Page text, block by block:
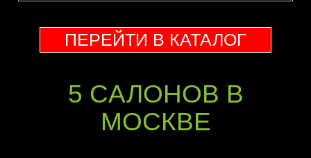
ПЕРЕЙТИ В КАТАЛОГ
5 CАЛОНОВ В
МОСКВЕ